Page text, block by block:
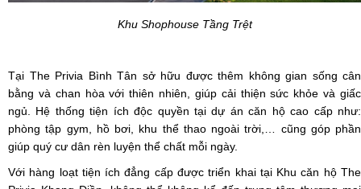
Khu Shophouse Tầng Trệt
Tại The Privia Bình Tân sở hữu được thêm không gian sống cân
bằng và chan hòa với thiên nhiên, giúp cải thiện sức khỏe và giấc
ngủ. Hệ thống tiện ích độc quyền tại dự án căn hộ cao cấp như:
phòng tập gym, hồ bơi, khu thể thao ngoài trời,… cũng góp phần
giúp quý cư dân rèn luyện thể chất mỗi ngày.
Với hàng loạt tiện ích đẳng cấp được triển khai tại Khucăn hộ The